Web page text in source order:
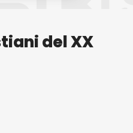
del XX